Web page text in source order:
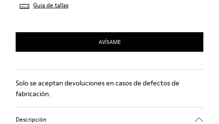
Guia de tallas
AVÍSAME
Solo se aceptan devoluciones en casos de defectos de
fabricación.
Descripción